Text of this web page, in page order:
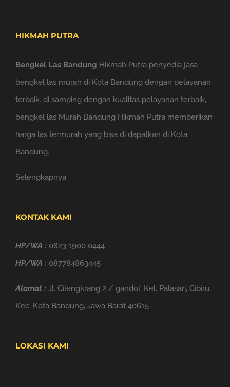
HIKMAH PUTRA
Bengkel Las Bandung Hikmah Putra penyedia jasa
bengkel las murah di Kota Bandung dengan pelayanan
terbaik. di samping dengan kualitas pelayanan terbaik,
bengkel las Murah Bandung Hikmah Putra memberikan
harga las termurah yang bisa di dapatkan di Kota
Bandung.
Selengkapnya
KONTAK KAMI
HP/WA : 0823 1900 0444
HP/WA : 087784863445
Alamat : Jl. Cilengkrang 2 / gandol, Kel. Palasari, Cibiru,
Kec. Kota Bandung, Jawa Barat 40615
LOKASI KAMI